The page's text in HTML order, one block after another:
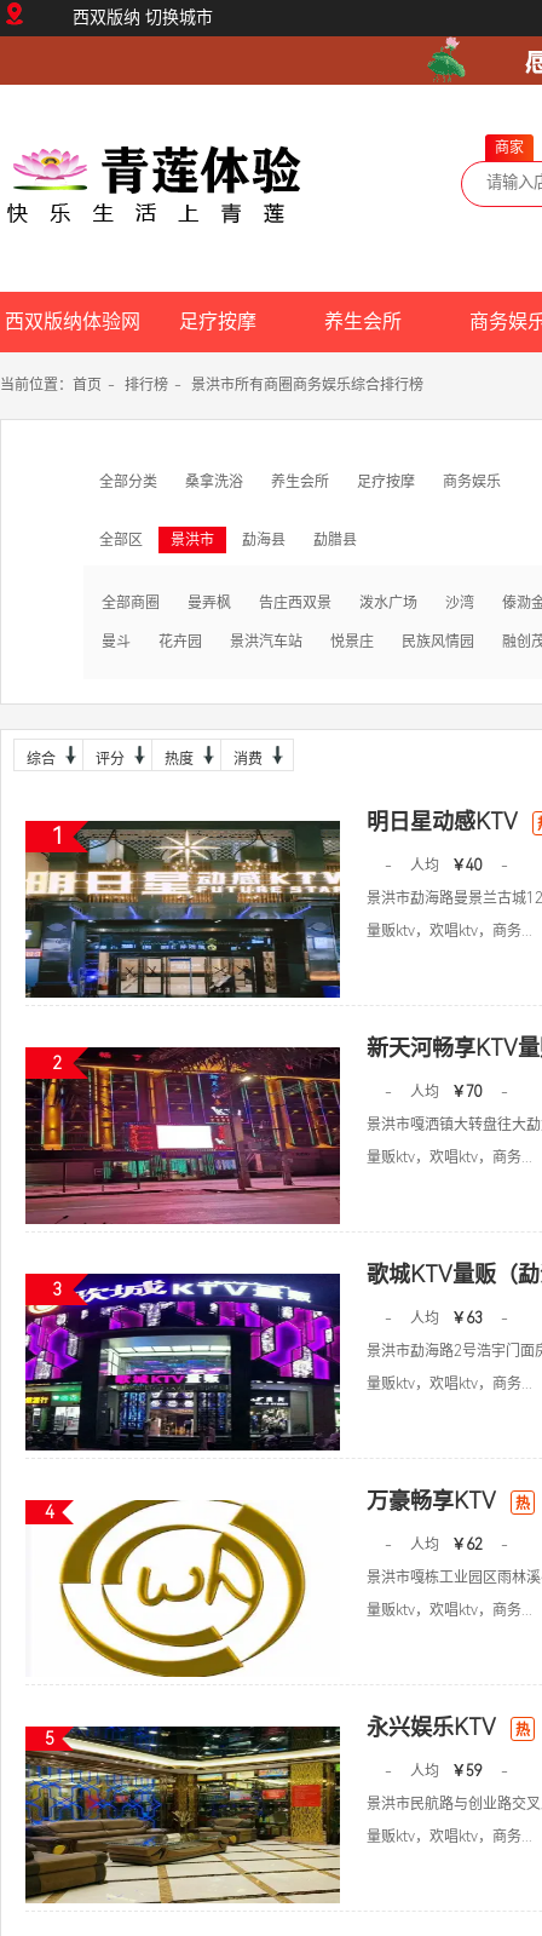
西双版纳 切换城市
商家
西双版纳体验网 足疗按摩 养生会所 商务娱
当前位置： 首页 - 排行榜 - 景洪市所有商圈商务娱乐综合排行榜
全部分类 桑拿洗浴 养生会所 足疗按摩 商务娱乐
全部区 景洪市 勐海县 勐腊县
全部商圈 曼弄枫 告庄西双景 泼水广场 沙湾 傣泐
曼斗 花卉园 景洪汽车站 悦景庄 民族风情园 融创
综合 评分 热度 消费
1
明日星动感KTV
- 人均 ￥40
-
景洪市勐海路曼景兰古城
量贩ktv，欢唱ktv，商务...
2
新天河畅享KTV
- 人均 ￥70
-
景洪市嘎洒镇大转盘往大
量贩ktv，欢唱ktv，商务...
3
歌城KTV量贩（
- 人均 ￥63
-
景洪市勐海路2号浩宇门面
量贩ktv，欢唱ktv，商务...
4 万豪畅享KTV 热
- 人均 ￥62
-
景洪市嘎栋工业园区雨林
量贩ktv，欢唱ktv，商务...
5 永兴娱乐KTV 热
- 人均 ￥59
-
景洪市民航路与创业路交
量贩ktv，欢唱ktv，商务...